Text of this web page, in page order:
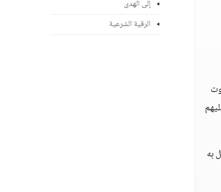
به
إلى الهدى
الرقية الشرعية